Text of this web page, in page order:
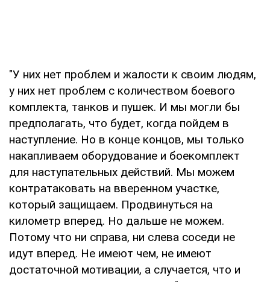
"У них нет проблем и жалости к своим людям,
у них нет проблем с количеством боевого
комплекта, танков и пушек. И мы могли бы
предполагать, что будет, когда пойдем в
наступление. Но в конце концов, мы только
накапливаем оборудование и боекомплект
для наступательных действий. Мы можем
контратаковать на вверенном участке,
который защищаем. Продвинуться на
километр вперед. Но дальше не можем.
Потому что ни справа, ни слева соседи не
идут вперед. Не имеют чем, не имеют
достаточной мотивации, а случается, что и